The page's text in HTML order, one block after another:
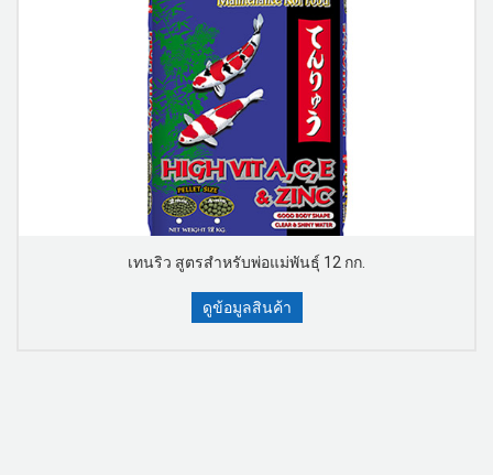
เทนริว สูตรสำหรับพ่อแม่พันธุ์ 12 กก.
ดูข้อมูลสินค้า